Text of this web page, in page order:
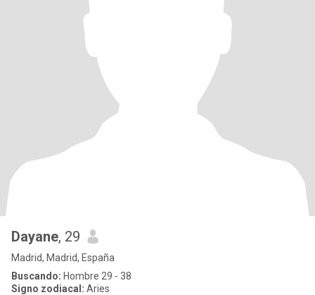
Dayane, 29
Madrid, Madrid, España
Buscando: Hombre 29 - 38
Signo zodiacal: Aries